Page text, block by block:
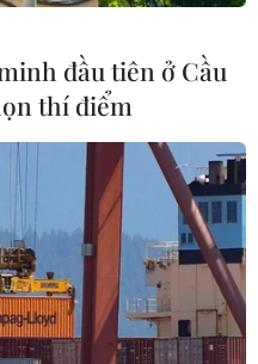
đầu tiên ở Cầu
thí điểm